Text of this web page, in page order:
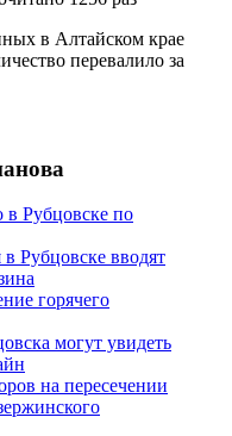
в Алтайском крае
перевалило за
в Рубцовске по
Рубцовске вводят
горячего
могут увидеть
на пересечении